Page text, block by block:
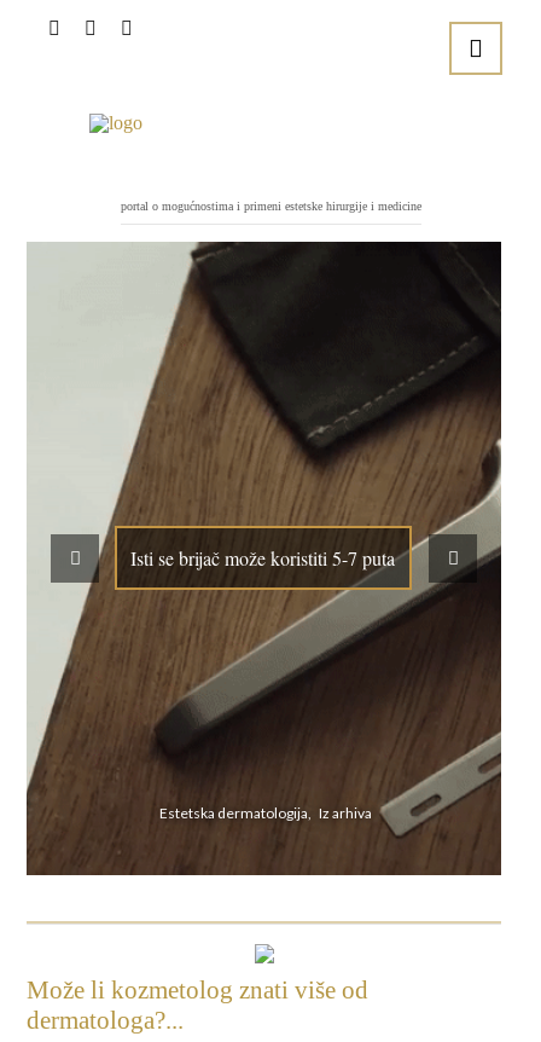
portal o mogućnostima i primeni estetske hirurgije i medicine
Isti se brijač može koristiti 5-7 puta
Estetska dermatologija, Iz arhiva
Može li kozmetolog znati više od
dermatologa?...